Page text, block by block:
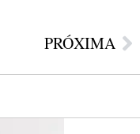
PRÓXIMA